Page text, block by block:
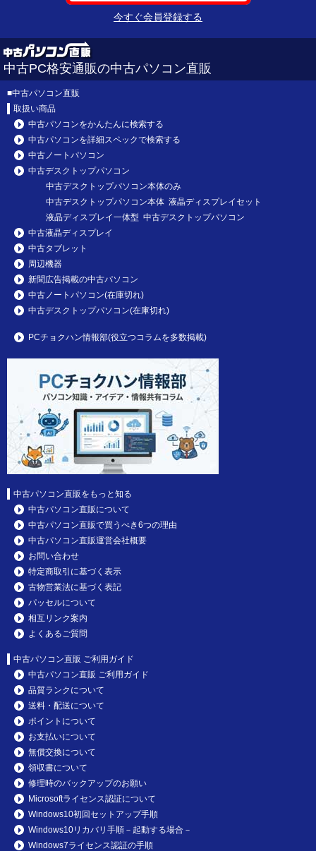
今すぐ会員登録する
中古PC格安通販の中古パソコン直販
■中古パソコン直販
取扱い商品
中古パソコンをかんたんに検索する
中古パソコンを詳細スペックで検索する
中古ノートパソコン
中古デスクトップパソコン
中古デスクトップパソコン本体のみ
中古デスクトップパソコン本体 液晶ディスプレイセット
液晶ディスプレイ一体型 中古デスクトップパソコン
中古液晶ディスプレイ
中古タブレット
周辺機器
新聞広告掲載の中古パソコン
中古ノートパソコン(在庫切れ)
中古デスクトップパソコン(在庫切れ)
PCチョクハン情報部(役立つコラムを多数掲載)
中古パソコン直販をもっと知る
中古パソコン直販について
中古パソコン直販で買うべき6つの理由
中古パソコン直販運営会社概要
お問い合わせ
特定商取引に基づく表示
古物営業法に基づく表記
パッセルについて
相互リンク案内
よくあるご質問
中古パソコン直販 ご利用ガイド
中古パソコン直販 ご利用ガイド
品質ランクについて
送料・配送について
ポイントについて
お支払いについて
無償交換について
領収書について
修理時のバックアップのお願い
Microsoftライセンス認証について
Windows10初回セットアップ手順
Windows10リカバリ手順－起動する場合－
Windows7ライセンス認証の手順